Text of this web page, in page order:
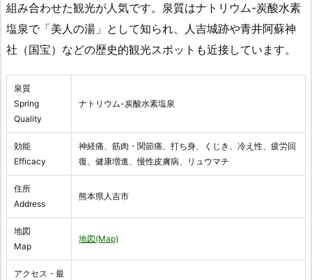
組み合わせた観光が人気です。泉質はナトリウム-炭酸水素
塩泉で「美人の湯」として知られ、人吉城跡や青井阿蘇神
社（国宝）などの歴史的観光スポットも近接しています。
泉質
Spring
Quality
ナトリウム-炭酸水素塩泉
効能
Efficacy
神経痛、筋肉・関節痛、打ち身、くじき、冷え性、疲労回
復、健康増進、慢性皮膚病、リュウマチ
住所
Address
熊本県人吉市
地図
Map
地図(Map)
アクセス・最